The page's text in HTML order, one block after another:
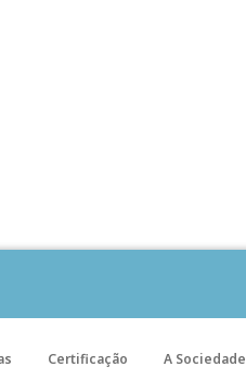
Certificação
A Sociedade